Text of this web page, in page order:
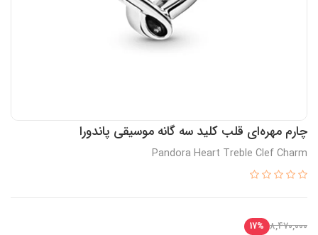
چارم مهره‌ای قلب کلید سه گانه موسیقی پاندورا
Pandora Heart Treble Clef Charm
8,470,000
17%